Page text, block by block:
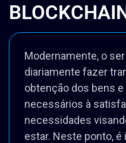
Modernamente, o
diariamente fazer
obtenção dos bens
necessários à
necessidades
estar. Neste ponto, é